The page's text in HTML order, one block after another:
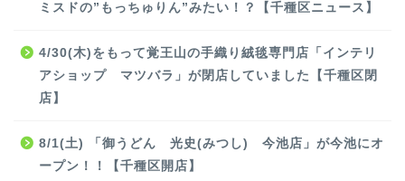
ミスドの”もっちゅりん”みたい！？【千種区ニュース】
4/30(木)をもって覚王山の手織り絨毯専門店「インテリ
アショップ マツバラ」が閉店していました【千種区閉
店】
8/1(土) 「御うどん 光史(みつし) 今池店」が今池にオ
ープン！！【千種区開店】